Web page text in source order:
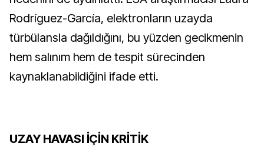
Rodríguez-García, elektronların uzayda
türbülansla dağıldığını, bu yüzden gecikmenin
hem salınım hem de tespit sürecinden
kaynaklanabildiğini ifade etti.
UZAY HAVASI İÇİN KRİTİK